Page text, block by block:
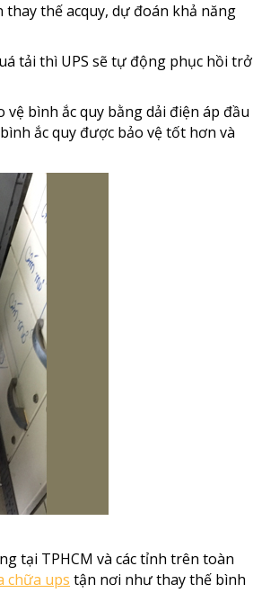
thế acquy, dự đoán khả năng
tải thì UPS sẽ tự động phục hồi trở
bình ắc quy bằng dải điện áp đầu
ắc quy được bảo vệ tốt hơn và
tại TPHCM và các tỉnh trên toàn
chữa ups tận nơi như thay thế bình